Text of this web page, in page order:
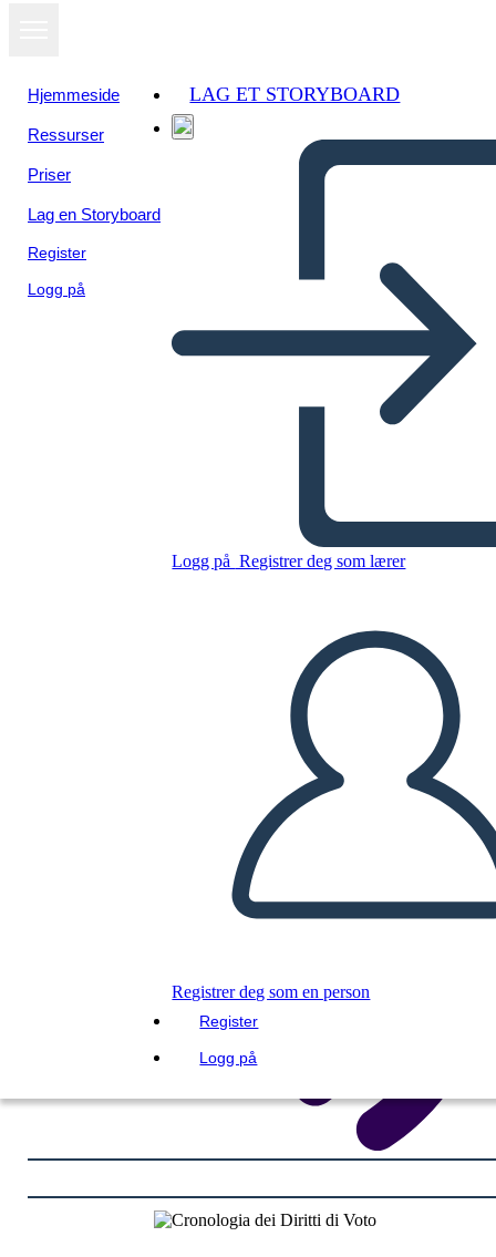
Hjemmeside
Ressurser
Priser
Lag en Storyboard
Register
Logg på
LAG ET STORYBOARD
Logg på Registrer deg som lærer
Registrer deg som en person
Register
Logg på
SPILLE AV LYSBILDEFREMVISNING
LES FOR MEG